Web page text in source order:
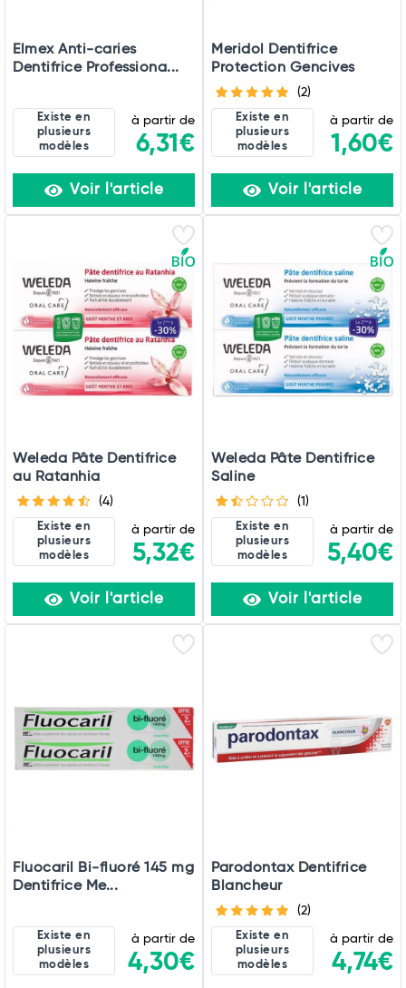
Elmex Anti-caries
Dentifrice Professiona...
Existe en
plusieurs
modèles
à partir de
6,31€
Voir l'article
Meridol Dentifrice
Protection Gencives
(2)
Existe en
plusieurs
modèles
à partir de
1,60€
Voir l'article
Weleda Pâte Dentifrice
au Ratanhia
(4)
Existe en
plusieurs
modèles
à partir de
5,32€
Voir l'article
Weleda Pâte Dentifrice
Saline
(1)
Existe en
plusieurs
modèles
à partir de
5,40€
Voir l'article
Fluocaril Bi-fluoré 145 mg
Dentifrice Me...
Existe en
plusieurs
modèles
à partir de
4,30€
Parodontax Dentifrice
Blancheur
(2)
Existe en
plusieurs
modèles
à partir de
4,74€